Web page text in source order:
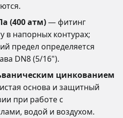
(400 атм)— фитинг
в напорных контурах;
предел определяется
DN8 (5/16").
цинкованием
основа и защитный
при работе с
водой и воздухом.